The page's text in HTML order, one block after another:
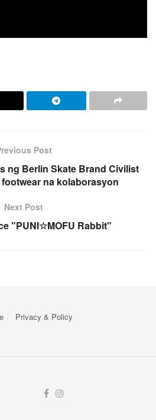
Post
ng Berlin Skate Brand Civilist
na kolaborasyon
Next Post
"PUNI☆MOFU Rabbit"
Privacy & Policy